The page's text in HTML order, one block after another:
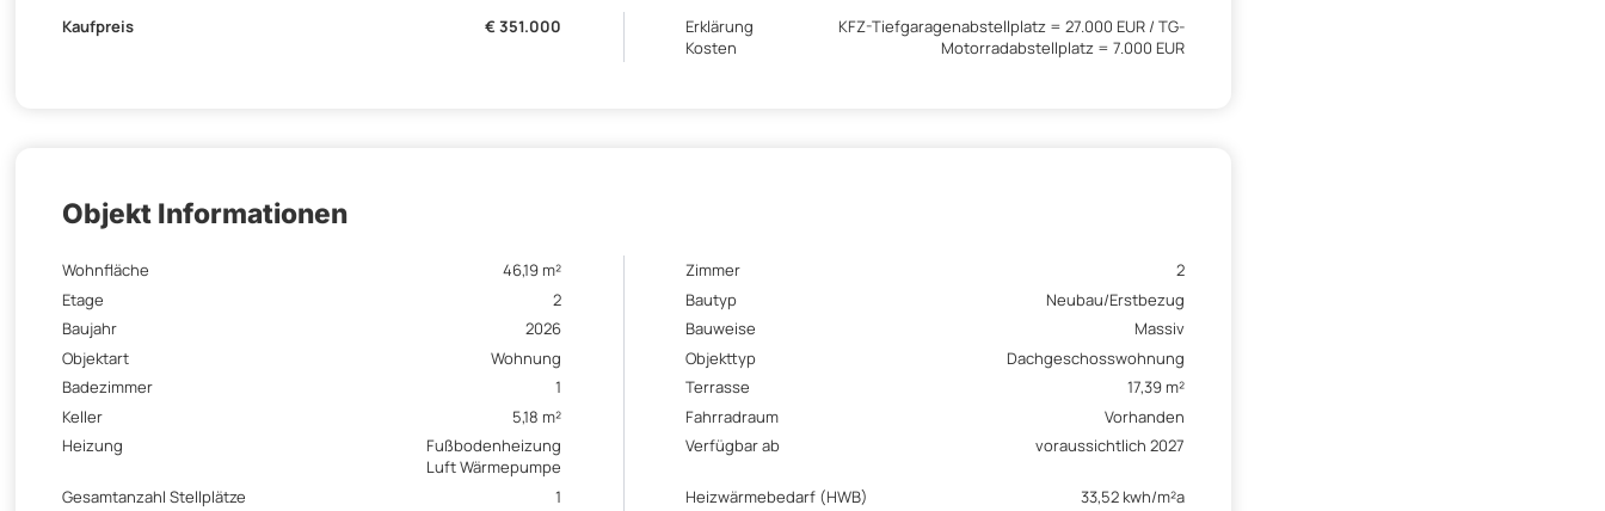
Kaufpreis € 351.000
Erklärung
Kosten
KFZ-Tiefgaragenabstellplatz = 27.000 EUR / TG-
Motorradabstellplatz = 7.000 EUR
Objekt Informationen
Wohnfläche 46,19 m² Zimmer
2
Etage
2 Bautyp
Neubau/Erstbezug
Baujahr
2026 Bauweise
Massiv
Objektart
Wohnung Objekttyp
Dachgeschosswohnung
Badezimmer
1 Terrasse
17,39 m²
Keller
5,18 m² Fahrradraum
Vorhanden
Heizung
Fußbodenheizung
Luft Wärmepumpe
Verfügbar ab voraussichtlich 2027
Gesamtanzahl Stellplätze 1 Heizwärmebedarf (HWB)
33,52 kwh/m²a